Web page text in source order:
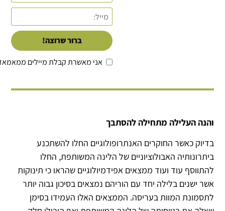
אני מאשרת קבלת מיילים
ברור שרוצה!
והנה העלילה מתחילה להסתבך
בדיוק כאשר החוקרים האנתרופולוגיים החלו להשתכנע
ביתרונותיה האבולוציוניים של הלינה המשותפת, החלו
להתווסף עוד ועוד ממצאים אפידמיולוגיים שהראו כי תינוקות
אשר ישנים בלילה יחד עם הוריהם נמצאים בסיכון גבוה יותר
לתסמונת המוות בעריסה. הממצאים האלו העמידו בסימן